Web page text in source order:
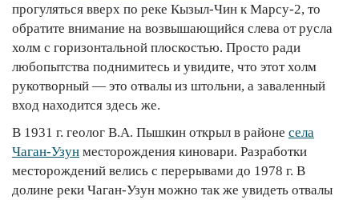
прогуляться вверх по реке Кызыл-Чин к Марсу-2, то
обратите внимание на возвышающийся слева от русла
холм с горизонтальной плоскостью. Просто ради
любопытства поднимитесь и увидите, что этот холм
рукотворный — это отвалы из штольни, а заваленный
вход находится здесь же.
В 1931 г. геолог В.А. Пышкин открыл в районе села
Чаган-Узун месторождения киновари. Разработки
месторождений велись с перерывами до 1978 г. В
долине реки Чаган-Узун можно так же увидеть отвалы